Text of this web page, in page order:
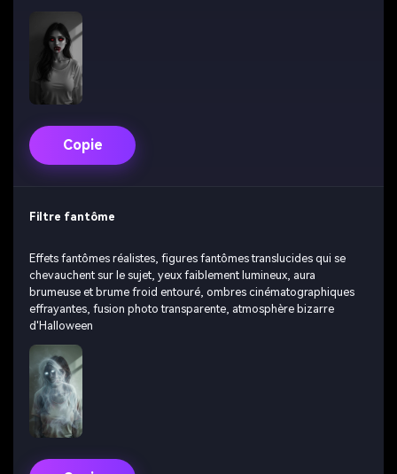
Copie
Filtre fantôme
Effets fantômes réalistes, figures fantômes translucides qui se
chevauchent sur le sujet, yeux faiblement lumineux, aura
brumeuse et brume froid entouré, ombres cinématographiques
effrayantes, fusion photo transparente, atmosphère bizarre
d'Halloween